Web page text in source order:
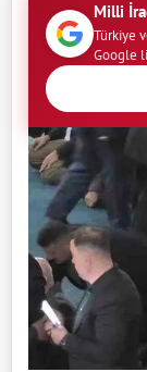
Milli
Türkiye
Google